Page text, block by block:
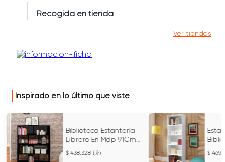
Recogida en tienda
Ver tiendas
Inspirado en lo último que viste
Biblioteca Estantería
Librero En Mdp 91Cm
10 Compartiientos
Negro
438.328 Un